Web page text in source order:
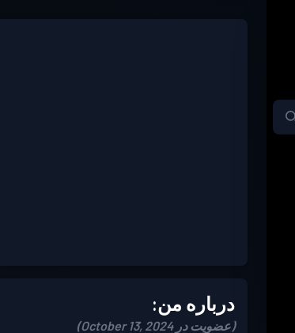
درباره من:
(عضویت در October 13, 2024)